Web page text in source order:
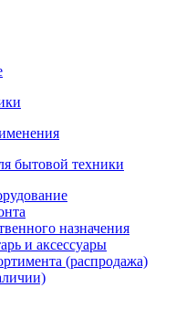
бытовой техники
назначения
и аксессуары
(распродажа)